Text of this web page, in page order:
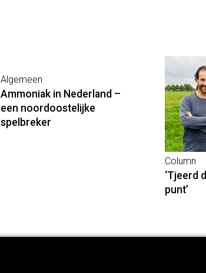
Algemeen
Ammoniak in Nederland –
een noordoostelijke
spelbreker
Column
‘Tjeerd
punt’